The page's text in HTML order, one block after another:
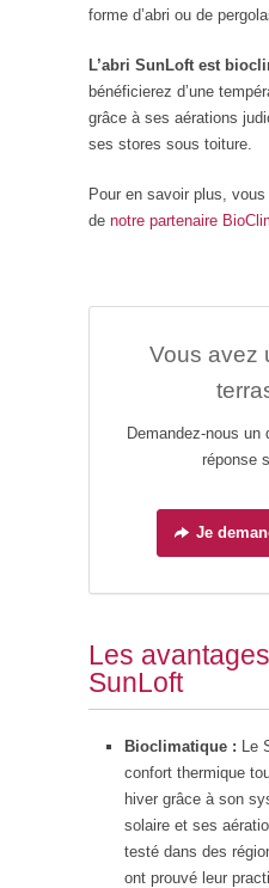
forme d’abri ou de
L’abri SunLoft est
bénéficierez d’une
grâce à ses aérations
ses stores sous toiture.
Pour en savoir plus,
de notre partenaire
Vous avez
Demandez-nous
réponse
Je
Les
SunLoft
Bioclimatique : Le
confort thermique
hiver grâce à son
solaire et ses
testé dans des
ont prouvé leur